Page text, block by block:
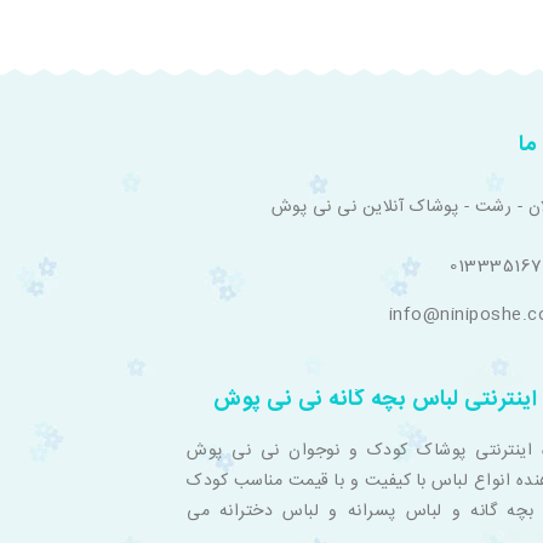
- رشت - پوشاک آنلاین نی نی پوش
اینترنتی لباس بچه گانه نی نی پوش
اینترنتی پوشاک کودک و نوجوان نی نی پوش
انواع لباس با کیفیت و با قیمت مناسب کودک
گانه و لباس پسرانه و لباس دخترانه می